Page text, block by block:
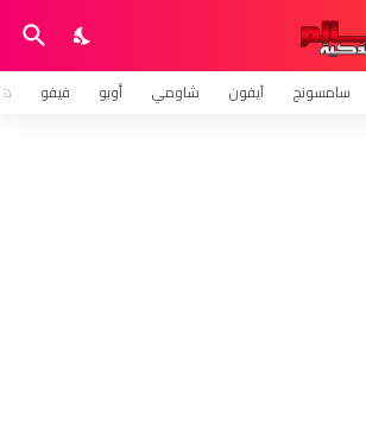
سامسونج آيفون شاومي أوبو فيفو